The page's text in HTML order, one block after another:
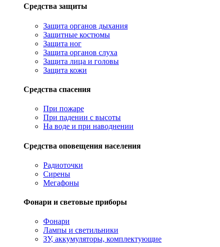
Средства защиты
Защита органов дыхания
Защитные костюмы
Защита ног
Защита органов слуха
Защита лица и головы
Защита кожи
Средства спасения
При пожаре
При падении с высоты
На воде и при наводнении
Средства оповещения населения
Радиоточки
Сирены
Мегафоны
Фонари и световые приборы
Фонари
Лампы и светильники
ЗУ, аккумуляторы, комплектующие